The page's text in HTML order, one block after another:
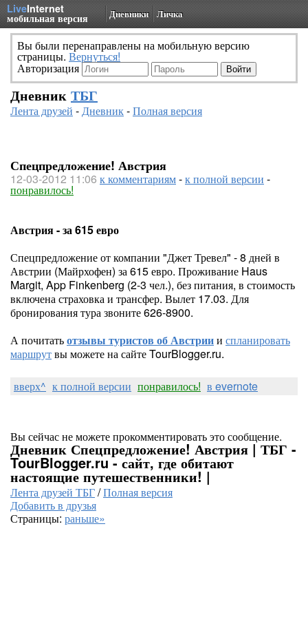
LiveInternet
мобильная версия Дневники Личка
Вы были перенаправлены на мобильную версию
страницы. Вернуться!
Авторизация
Дневник ТБГ
Лента друзей -Дневник-Полная версия
Спецпредложение! Австрия
12-03-2012 11:06 к комментариям-к полной версии -
понравилось!
Австрия - за 615 евро
Спецпредложение от компании "Джет Тревел" - 8 дней в
Австрии (Майрхофен) за 615 евро. Проживание Haus
Margit, App Finkenberg (2-3 чел.), без питания, в стоимость
включена страховка и трансфер. Вылет 17.03. Для
бронирования тура звоните 626-8900.
А почитатьотзывы туристов об Австриии спланировать
маршрутвы можете на сайте TourBlogger.ru.
вверх^ к полной версии понравилось! в evernote
Вы сейчас не можете прокомментировать это сообщение.
Дневник Спецпредложение! Австрия | ТБГ -
TourBlogger.ru - сайт, где обитают
настоящие путешественники! |
Лента друзей ТБГ/Полная версия
Добавить в друзья
Страницы: раньше»